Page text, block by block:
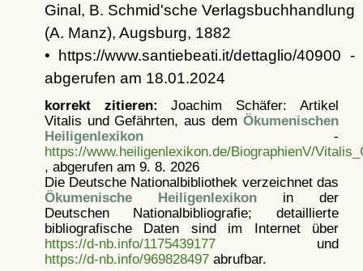
Ginal, B. Schmid'sche Verlagsbuchhandlung
(A. Manz), Augsburg, 1882
• https://www.santiebeati.it/dettaglio/40900 -
abgerufen am 18.01.2024
korrekt zitieren: Joachim Schäfer: Artikel
Vitalis und Gefährten, aus dem Ökumenischen
Heiligenlexikon-
https://www.heiligenlexikon.de/BiographienV/
, abgerufen am 9. 8. 2026
Die Deutsche Nationalbibliothek verzeichnet das
Ökumenische Heiligenlexikonin der
Deutschen Nationalbibliografie; detaillierte
bibliografische Daten sind im Internet über
https://d-nb.info/1175439177und
https://d-nb.info/969828497abrufbar.